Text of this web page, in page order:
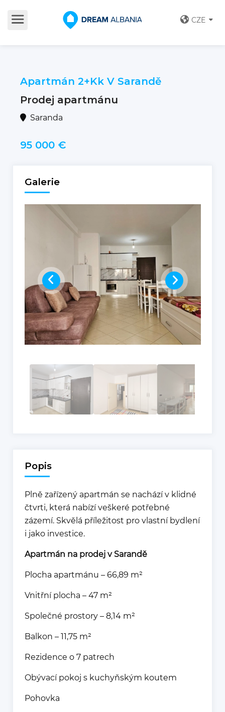
CZE
Apartmán 2+kk V Sarandě
Prodej apartmánu
Saranda
95 000 €
Galerie
Popis
Plně zařízený apartmán se nachází v klidné
čtvrti, která nabízí veškeré potřebné
zázemí. Skvělá příležitost pro vlastní bydlení
i jako investice.
Apartmán na prodej v Sarandě
Plocha apartmánu – 66,89 m²
Vnitřní plocha – 47 m²
Společné prostory – 8,14 m²
Balkon – 11,75 m²
Rezidence o 7 patrech
Obývací pokoj s kuchyňským koutem
Pohovka